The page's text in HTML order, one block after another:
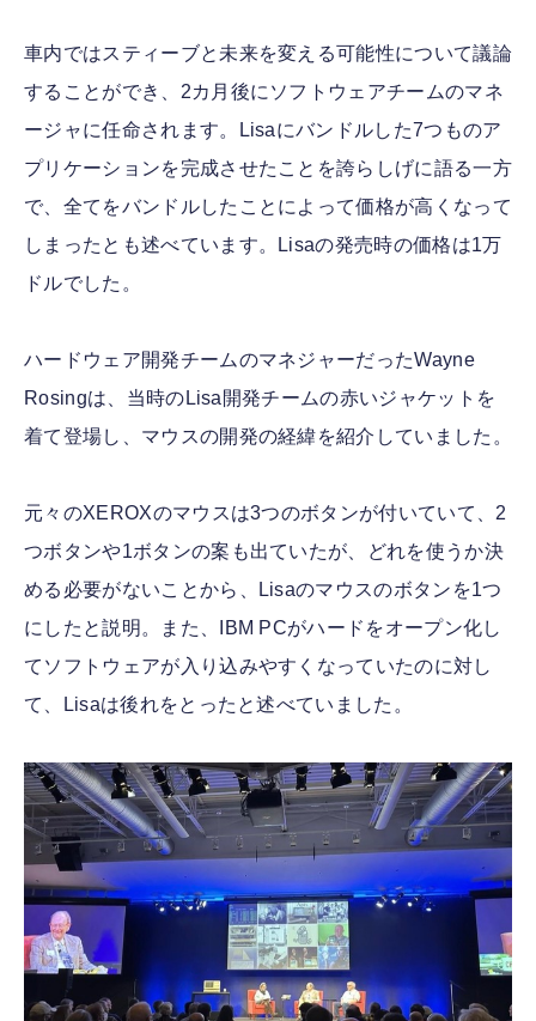
車内ではスティーブと未来を変える可能性について議論
することができ、2カ月後にソフトウェアチームのマネ
ージャに任命されます。Lisaにバンドルした7つものア
プリケーションを完成させたことを誇らしげに語る一方
で、全てをバンドルしたことによって価格が高くなって
しまったとも述べています。Lisaの発売時の価格は1万
ドルでした。
ハードウェア開発チームのマネジャーだったWayne
Rosingは、当時のLisa開発チームの赤いジャケットを
着て登場し、マウスの開発の経緯を紹介していました。
元々のXEROXのマウスは3つのボタンが付いていて、2
つボタンや1ボタンの案も出ていたが、どれを使うか決
める必要がないことから、Lisaのマウスのボタンを1つ
にしたと説明。また、IBM PCがハードをオープン化し
てソフトウェアが入り込みやすくなっていたのに対し
て、Lisaは後れをとったと述べていました。